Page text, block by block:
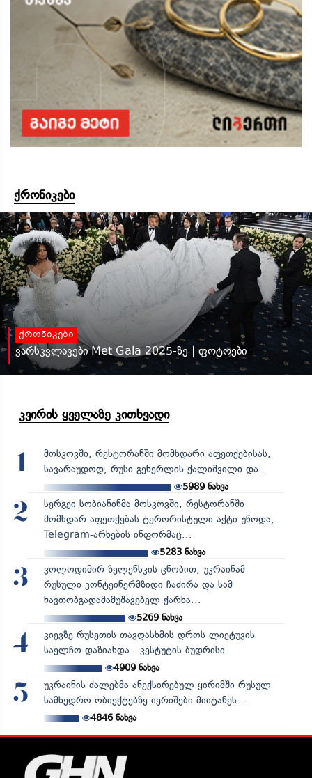
ქრონიკები
ქრონიკები
ვარსკვლავები Met Gala 2025-ზე | ფოტოები
კვირის ყველაზე კითხვადი
1
მოსკოვში, რესტორანში მომხდარი აფეთქებისას,
სავარაუდოდ, რუსი გენერლის ქალიშვილი და...
5989 ნახვა
2
სერგეი სობიანინმა მოსკოვში, რესტორანში
მომხდარ აფეთქებას ტერორისტული აქტი უწოდა,
Telegram-არხების ინფორმაც...
5283ნახვა
3
ვოლოდიმირ ზელენსკის ცნობით, უკრაინამ
რუსული კონტეინერმზიდი ჩაძირა და სამ
ნავთობგადამამუშავებელ ქარხა...
5269ნახვა
4
კიევზე რუსეთის თავდასხმის დროს ლიეტუვის
საელჩო დაზიანდა - კესტუტის ბუდრისი
4909ნახვა
5
უკრაინის ძალებმა ანექსირებულ ყირიმში რუსულ
სამხედრო ობიექტებზე იერიშები მიიტანეს...
4846ნახვა